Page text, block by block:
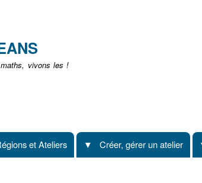
vivons les !
et Ateliers Créer, gérer un atelier